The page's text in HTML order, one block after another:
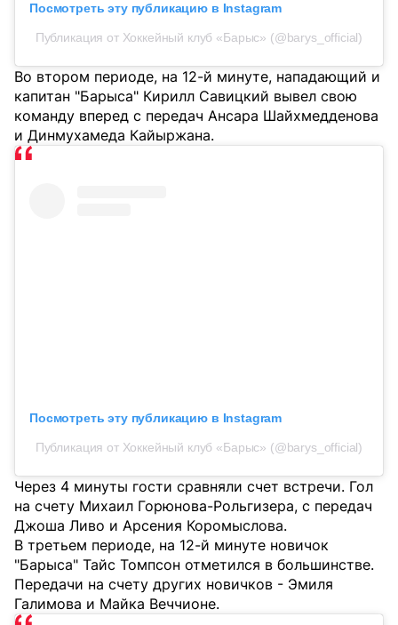
Посмотреть эту публикацию в Instagram
Публикация от Хоккейный клуб «Барыс» (@barys_official)
Во втором периоде, на 12-й минуте, нападающий и
капитан "Барыса" Кирилл Савицкий вывел свою
команду вперед с передач Ансара Шайхмедденова
и Динмухамеда Кайыржана.
Посмотреть эту публикацию в Instagram
Публикация от Хоккейный клуб «Барыс» (@barys_official)
Через 4 минуты гости сравняли счет встречи. Гол
на счету Михаил Горюнова-Рольгизера, с передач
Джоша Ливо и Арсения Коромыслова.
В третьем периоде, на 12-й минуте новичок
"Барыса" Тайс Томпсон отметился в большинстве.
Передачи на счету других новичков - Эмиля
Галимова и Майка Веччионе.